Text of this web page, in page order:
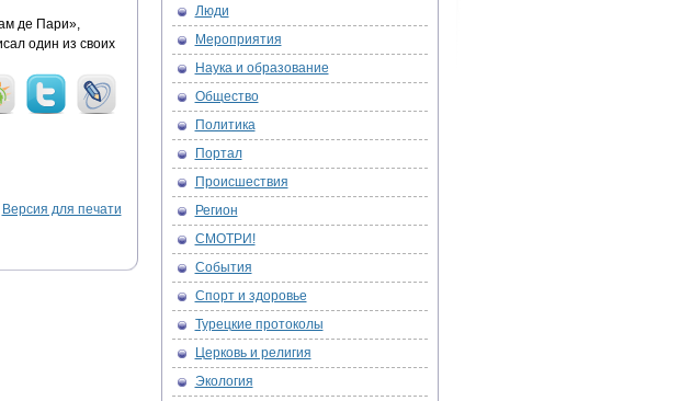
де Пари»,
один из своих
Версия для печати
Люди
Мероприятия
Наука и образование
Общество
Политика
Портал
Происшествия
Регион
СМОТРИ!
События
Спорт и здоровье
Турецкие протоколы
Церковь и религия
Экология